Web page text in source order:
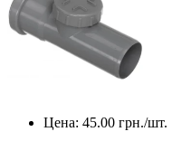
Цена: 45.00 грн./шт.